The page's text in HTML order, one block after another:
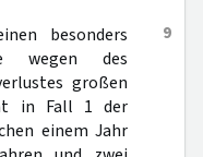
9
besonders
wegen des
großen
in Fall 1 der
einem Jahr